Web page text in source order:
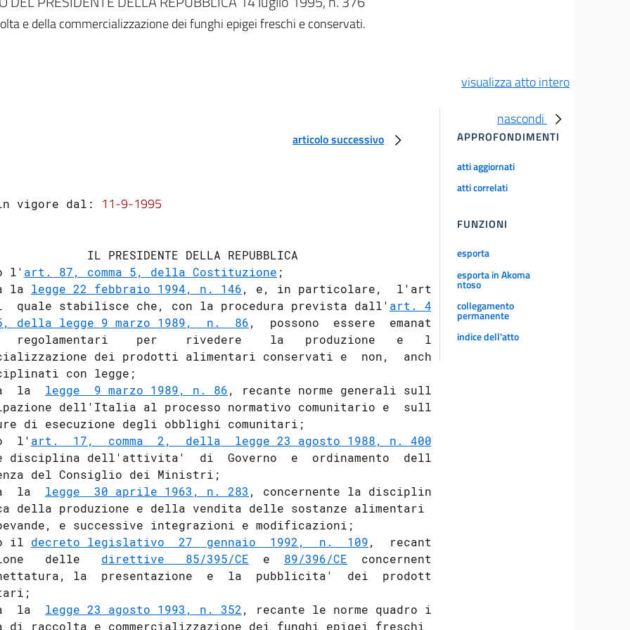
e della commercializzazione dei funghi epigei freschi e conservati.
visualizza atto intero
articolo successivo
vigore dal: 11-9-1995
IL PRESIDENTE DELLA REPUBBLICA
l'
art. 87, comma 5, della Costituzione ;
la
legge 22 febbraio 1994, n. 146, e, in particolare,  l'art.
quale stabilisce che, con la procedura prevista dall' art. 4,
5, della legge 9 marzo 1989,  n.  86,  possono  essere  emanate
regolamentari    per    rivedere    la   produzione   e   la
dei prodotti alimentari conservati e  non,  anche
con legge;
la
legge  9 marzo 1989, n. 86, recante norme generali sulla
dell'Italia al processo normativo comunitario e  sulle
di esecuzione degli obblighi comunitari;
l'
art.  17,  comma  2,  della  legge 23 agosto 1988, n. 400
disciplina dell'attivita'  di  Governo  e  ordinamento  della
del Consiglio dei Ministri;
la
legge  30 aprile 1963, n. 283 , concernente la disciplina
della produzione e della vendita delle sostanze alimentari e
e successive integrazioni e modificazioni;
il
decreto legislativo  27  gennaio  1992,  n.  109,  recante
delle direttive   85/395/CE
  e
89/396/CE
  concernenti
la  presentazione  e  la  pubblicita'  dei  prodotti
la
legge 23 agosto 1993, n. 352 , recante le norme quadro in
di raccolta e commercializzazione dei funghi epigei freschi e
nascondi
APPROFONDIMENTI
atti aggiornati
atti correlati
FUNZIONI
esporta
esporta in Akoma
ntoso
collegamento
permanente
indice dell'atto